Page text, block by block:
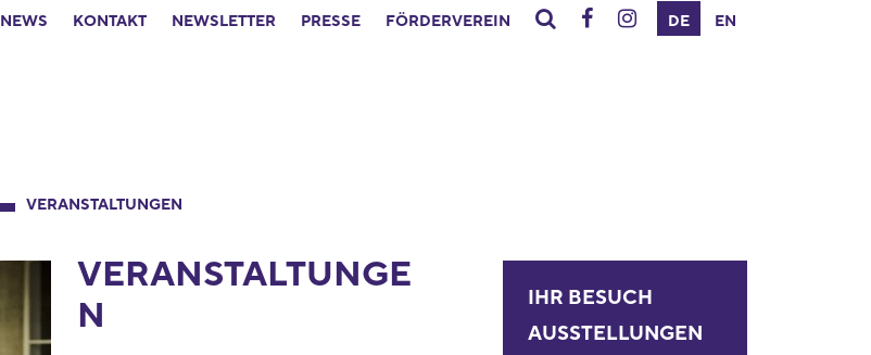
NEWS KONTAKT NEWSLETTER PRESSE FÖRDERVEREIN DE EN
VERANSTALTUNGEN
VERANSTALTUNGE
N
IHR BESUCH
AUSSTELLUNGEN